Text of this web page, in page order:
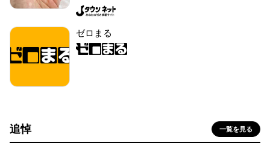
ゼロまる
追悼 一覧を見る